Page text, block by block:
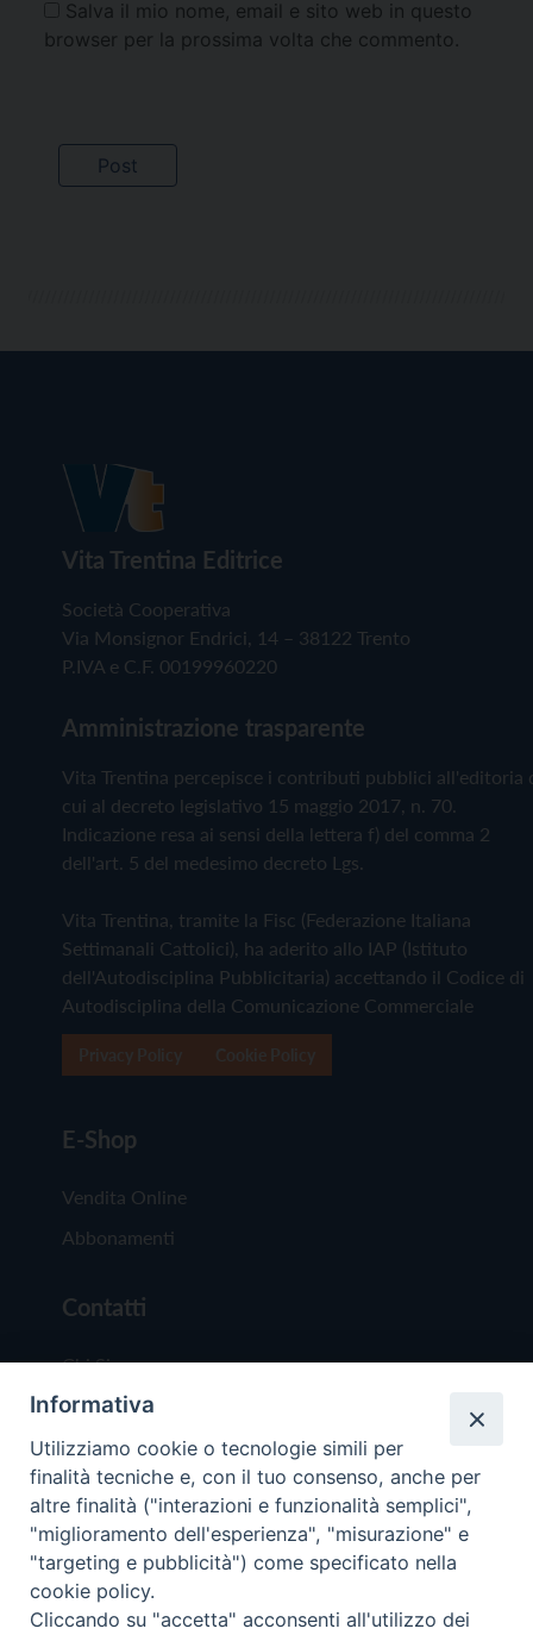
Salva il mio nome, email e sito web in questo
browser per la prossima volta che commento.
Vita Trentina Editrice
Società Cooperativa
Via Monsignor Endrici, 14 – 38122 Trento
P.IVA e C.F. 00199960220
Amministrazione trasparente
Vita Trentina percepisce i contributi pubblici all'editoria
cui al decreto legislativo 15 maggio 2017, n. 70.
Indicazione resa ai sensi della lettera f) del comma 2
dell'art. 5 del medesimo decreto Lgs.
Vita Trentina, tramite la Fisc (Federazione Italiana
Settimanali Cattolici), ha aderito allo IAP (Istituto
dell'Autodisciplina Pubblicitaria) accettando il Codice di
Autodisciplina della Comunicazione Commerciale
E-Shop
Vendita Online
Abbonamenti
Contatti
Chi Siamo
Redazione
Scrivici
Copyright © 2019 - Tutti i diritti riservati - Vita
Informativa
Utilizziamo cookie o tecnologie simili per
finalità tecniche e, con il tuo consenso, anche per
altre finalità ("interazioni e funzionalità semplici",
"miglioramento dell'esperienza", "misurazione" e
"targeting e pubblicità") come specificato nella
cookie policy.
Cliccando su "accetta" acconsenti all'utilizzo dei